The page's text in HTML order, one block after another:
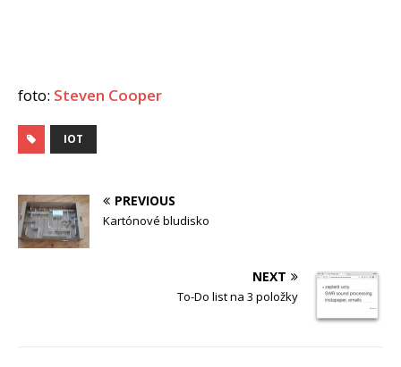
foto: Steven Cooper
IOT
PREVIOUS
Kartónové bludisko
NEXT
To-Do list na 3 položky